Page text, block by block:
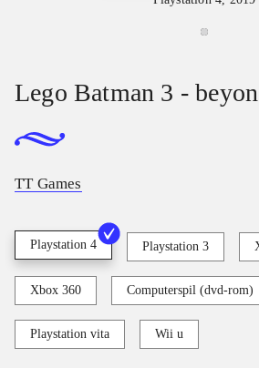
Lego Batman 3 -
TT Games
Playstation 4 Playstation 3
Xbox 360 Computerspil (dvd-rom)
Playstation vita Wii u